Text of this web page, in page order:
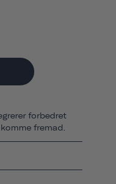
forbedret
fremad.